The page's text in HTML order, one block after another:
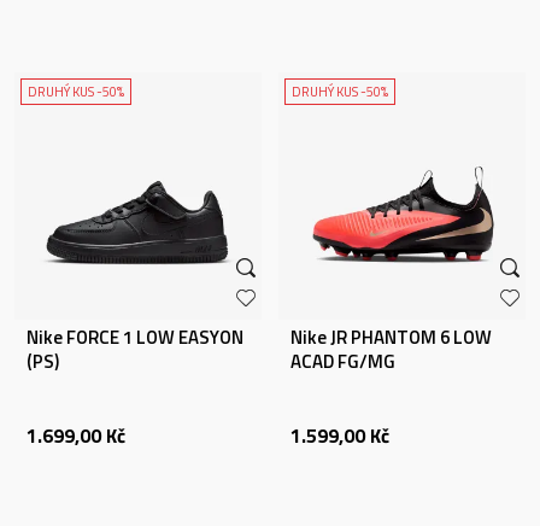
DRUHÝ KUS -50%
Nike FORCE 1 LOW EASYON
(PS)
1.699,00 Kč
DRUHÝ KUS -50%
Nike JR PHANTOM 6 LOW
ACAD FG/MG
1.599,00 Kč